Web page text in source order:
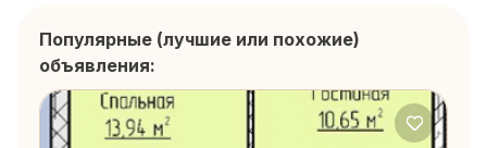
Популярные (лучшие или похожие)
объявления: